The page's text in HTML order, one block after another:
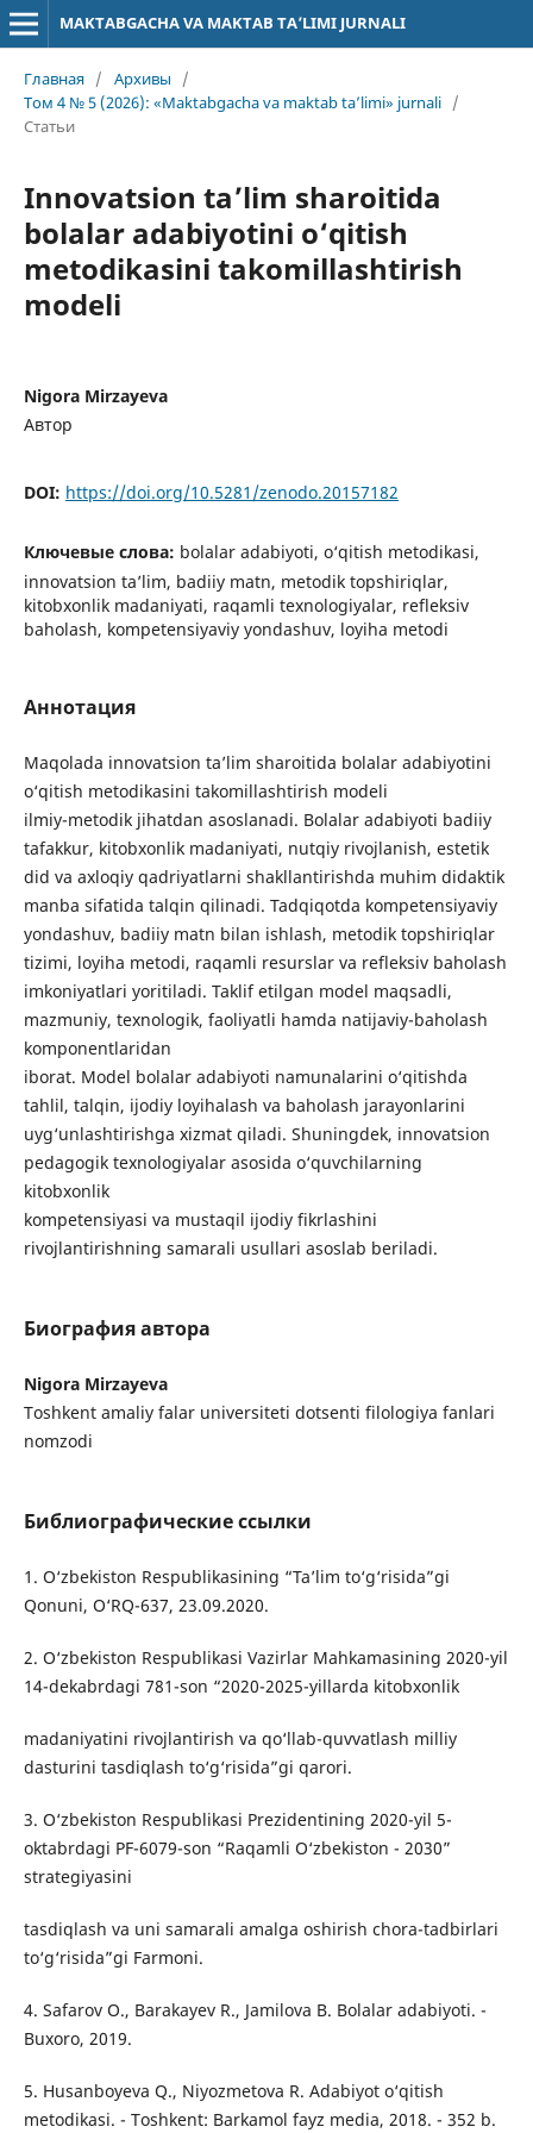
MAKTABGACHA VA MAKTAB TA’LIMI JURNALI
Главная / Архивы
/
Том 4 № 5 (2026): «Maktabgacha va maktab ta’limi» jurnali /
Статьи
Innovatsion ta’lim sharoitida
bolalar adabiyotini o‘qitish
metodikasini takomillashtirish
modeli
Nigora Mirzayeva
Автор
DOI: https://doi.org/10.5281/zenodo.20157182
Ключевые слова: bolalar adabiyoti, o‘qitish metodikasi,
innovatsion ta’lim, badiiy matn, metodik topshiriqlar,
kitobxonlik madaniyati, raqamli texnologiyalar, refleksiv
baholash, kompetensiyaviy yondashuv, loyiha metodi
Аннотация
Maqolada innovatsion ta’lim sharoitida bolalar adabiyotini
o‘qitish metodikasini takomillashtirish modeli
ilmiy-metodik jihatdan asoslanadi. Bolalar adabiyoti badiiy
tafakkur, kitobxonlik madaniyati, nutqiy rivojlanish, estetik
did va axloqiy qadriyatlarni shakllantirishda muhim didaktik
manba sifatida talqin qilinadi. Tadqiqotda kompetensiyaviy
yondashuv, badiiy matn bilan ishlash, metodik topshiriqlar
tizimi, loyiha metodi, raqamli resurslar va refleksiv baholash
imkoniyatlari yoritiladi. Taklif etilgan model maqsadli,
mazmuniy, texnologik, faoliyatli hamda natijaviy-baholash
komponentlaridan
iborat. Model bolalar adabiyoti namunalarini o‘qitishda
tahlil, talqin, ijodiy loyihalash va baholash jarayonlarini
uyg‘unlashtirishga xizmat qiladi. Shuningdek, innovatsion
pedagogik texnologiyalar asosida o‘quvchilarning
kitobxonlik
kompetensiyasi va mustaqil ijodiy fikrlashini
rivojlantirishning samarali usullari asoslab beriladi.
Биография автора
Nigora Mirzayeva
Toshkent amaliy falar universiteti dotsenti filologiya fanlari
nomzodi
Библиографические ссылки
1. O‘zbekiston Respublikasining “Ta’lim to‘g‘risida”gi
Qonuni, O‘RQ-637, 23.09.2020.
2. O‘zbekiston Respublikasi Vazirlar Mahkamasining 2020-yil
14-dekabrdagi 781-son “2020-2025-yillarda kitobxonlik
madaniyatini rivojlantirish va qo‘llab-quvvatlash milliy
dasturini tasdiqlash to‘g‘risida”gi qarori.
3. O‘zbekiston Respublikasi Prezidentining 2020-yil 5-
oktabrdagi PF-6079-son “Raqamli O‘zbekiston - 2030”
strategiyasini
tasdiqlash va uni samarali amalga oshirish chora-tadbirlari
to‘g‘risida”gi Farmoni.
4. Safarov O., Barakayev R., Jamilova B. Bolalar adabiyoti. -
Buxoro, 2019.
5. Husanboyeva Q., Niyozmetova R. Adabiyot o‘qitish
metodikasi. - Toshkent: Barkamol fayz media, 2018. - 352 b.